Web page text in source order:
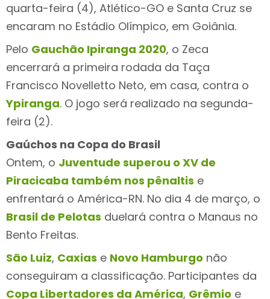
quarta-feira (4), Atlético-GO e Santa Cruz se
encaram no Estádio Olímpico, em Goiânia.
Pelo Gauchão Ipiranga 2020, o Zeca
encerrará a primeira rodada da Taça
Francisco Novelletto Neto, em casa, contra o
Ypiranga. O jogo será realizado na segunda-
feira (2).
Gaúchos na Copa do Brasil
Ontem, o Juventude superou o XV de
Piracicaba também nos pênaltis e
enfrentará o América-RN. No dia 4 de março, o
Brasil de Pelotas duelará contra o Manaus no
Bento Freitas.
São Luiz, Caxias e Novo Hamburgo não
conseguiram a classificação. Participantes da
Copa Libertadores da América, Grêmio e